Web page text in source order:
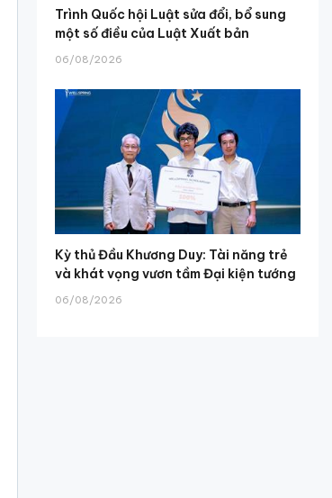
Trình Quốc hội Luật sửa đổi, bổ sung
một số điều của Luật Xuất bản
06/08/2026
Kỳ thủ Đầu Khương Duy: Tài năng trẻ
và khát vọng vươn tầm Đại kiện tướng
06/08/2026